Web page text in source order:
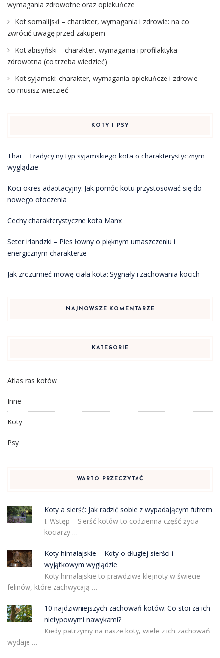
wymagania zdrowotne oraz opiekuńcze
Kot somalijski – charakter, wymagania i zdrowie: na co
zwrócić uwagę przed zakupem
Kot abisyński – charakter, wymagania i profilaktyka
zdrowotna (co trzeba wiedzieć)
Kot syjamski: charakter, wymagania opiekuńcze i zdrowie –
co musisz wiedzieć
KOTY I PSY
Thai – Tradycyjny typ syjamskiego kota o charakterystycznym
wyglądzie
Koci okres adaptacyjny: Jak pomóc kotu przystosować się do
nowego otoczenia
Cechy charakterystyczne kota Manx
Seter irlandzki – Pies łowny o pięknym umaszczeniu i
energicznym charakterze
Jak zrozumieć mowę ciała kota: Sygnały i zachowania kocich
NAJNOWSZE KOMENTARZE
KATEGORIE
Atlas ras kotów
Inne
Koty
Psy
WARTO PRZECZYTAĆ
Koty a sierść: Jak radzić sobie z wypadającym futrem
I. Wstęp – Sierść kotów to codzienna część życia
kociarzy …
Koty himalajskie – Koty o długiej sierści i
wyjątkowym wyglądzie
Koty himalajskie to prawdziwe klejnoty w świecie
felinów, które zachwycają …
10 najdziwniejszych zachowań kotów: Co stoi za ich
nietypowymi nawykami?
Kiedy patrzymy na nasze koty, wiele z ich zachowań
wydaje …